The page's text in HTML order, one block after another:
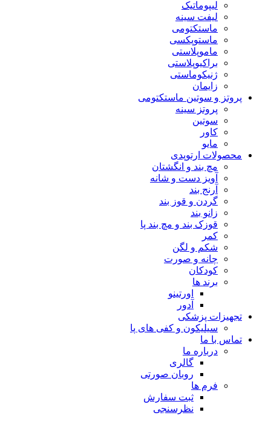
لیپوماتیک
لیفت سینه
ماستکتومی
ماستوپکسی
ماموپلاستی
براکیوپلاستی
ژنیکوماستی
زایمان
پروتز و سوتین ماستکتومی
پروتز سینه
سوتین
کاور
مایو
محصولات ارتوپدی
مچ بند و انگشتان
آویز دست و شانه
آرنج بند
گردن و قوز بند
زانو بند
قوزک بند و مچ بند پا
کمر
شکم و لگن
چانه و صورت
کودکان
برند ها
اورتینو
آدور
تجهیزات پزشکی
سیلیکون و کفی های پا
تماس با ما
درباره ما
گالری
روبان صورتی
فرم ها
ثبت سفارش
نظرسنجی